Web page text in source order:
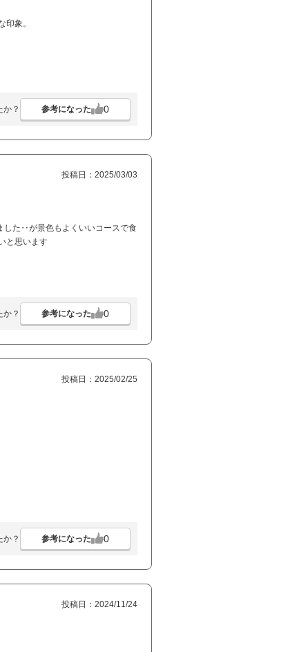
象。
か？ 参考になった 0
投稿日：2025/03/03
した‥が景色もよくいいコースで食
と思います
か？ 参考になった 0
投稿日：2025/02/25
か？ 参考になった 0
投稿日：2024/11/24